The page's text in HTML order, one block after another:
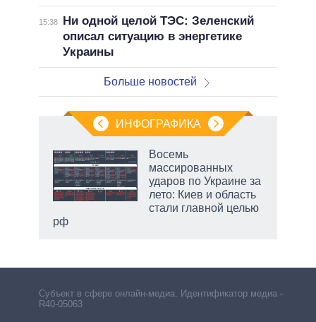
15:38
Ни одной целой ТЭС: Зеленский
описал ситуацию в энергетике
Украины
Больше новостей
ИНФОГРАФИКА
Восемь
массированных
ударов по Украине за
лето: Киев и область
стали главной целью
рф
Субъект в сфере онлайн-медиа. Идентификатор медиа –
R40-05063